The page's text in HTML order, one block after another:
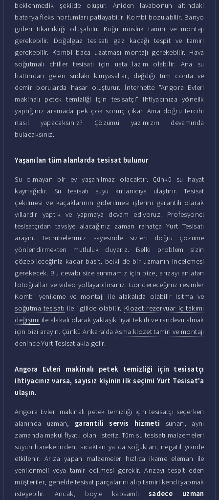
beklenmedik şekilde oluşur. Aniden lavabonun altındaki
batarya fleks hortumları patlayabilir. Kombi bozulabilir. Banyo
gideri tıkanıklığı oluşabilir. Kuğu musluk tamiri ve montajı
gerekebilir. Doğalgaz tesisatı gaz kaçağı tespit ve tamiri
gerekebilir. Kombi baca uzatması montajı gerekebilir. Hava
soğutmalı chiller tesisatı için usta lazım olabilir. Ana su
hattından gelen sudaki kimyasallar, değdiği tüm conta ve
demir borularda hasar oluşturur. İnternette "Angora Evleri
makinalı petek temizliği için tesisatçı" ihtiyacınıza yönelik
yaptığınız aramada pek çok sonuç çıkar. Ama doğru tercihi
nasıl yapacaksınız? Çözümü yazımızın devamında
bulacaksınız.
Yaşanılan tüm alanlarda tesisat bulunur
Su olmayan bir ev yaşanılmaz olacaktır. Çünkü su hayat
kaynağıdır. Su tesisatı suyu kullanıcıya ulaştırır. Tesisat
çekilmesi ve kaçaklarının giderilmesi işlerini garantili olarak
yıllardır yaptık ve yapmaya devam ediyoruz. Profesyonel
tesisatçıdan tavsiye alacağınız zaman rahatça Yurt Tesisatı
arayın. Tecrübelerimiz sayesinde sizleri doğru çözüme
yönlendirmekten mutluluk duyarız. Belki problem sizin
çözebileceğiniz kadar basit, belki de bir uzmanın incelemesi
gerekecek. Bu cevabı size sunmamız için bize, arızayı anlatan
fotoğraflar ve video yollayabilirsiniz. Göndereceğiniz resimler
Kombi yenileme ve montajı ile alakalıda olabilir Isıtma ve
soğutma tesisatı ile ilgilide olabilir. Klozet rezervuar iç takımı
değişimi ile alakalı olarak yaklaşık fiyat teklifi ve randevu almak
için bizi arayın. Çünkü Ankara'da Asma klozet tamiri ve montajı
denince Yurt Tesisat akla gelir.
Angora Evleri makinalı petek temizliği için tesisatçı
ihtiyacınız varsa, sayısız kişinin ilk seçimi Yurt Tesisat'a
ulaşın.
Angora Evleri makinalı petek temizliği için tesisatçı seçerken
alanında uzman, garantili servis hizmeti sunan, aynı
zamanda makul fiyatlı olanı isteriz. Tüm su tesisatı malzemeleri
suyun hareketinden, sıcaktan ya da soğuktan, negatif yönde
etkilenir. Arıza yapan malzemeler hızlıca ikame eleman ile
yenilenmeli veya tamir edilmesi gerekir. Arızayı tespit eden
müşteriler, genelde tesisat parçalarını alıp tamiri kendi yapmak
isteyebilir. Ancak, böyle kapsamlı sadece uzman